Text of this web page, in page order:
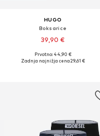
HUGO
Boksarice
39,90 €
Razpoložljive velikosti: S, M, L, XL, XXL
Prvotno: 44,90 €
Zadnja najnižja cena29,61 €